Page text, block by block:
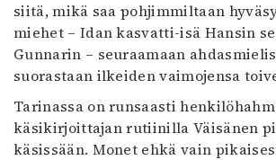
siitä, mikä saa pohjimmiltaan
miehet – Idan kasvatti-isä Hansin
Gunnarin – seuraamaan
suorastaan ilkeiden vaimojensa
Tarinassa on runsaasti
käsikirjoittajan rutiinilla Väisänen
käsissään. Monet ehkä vain